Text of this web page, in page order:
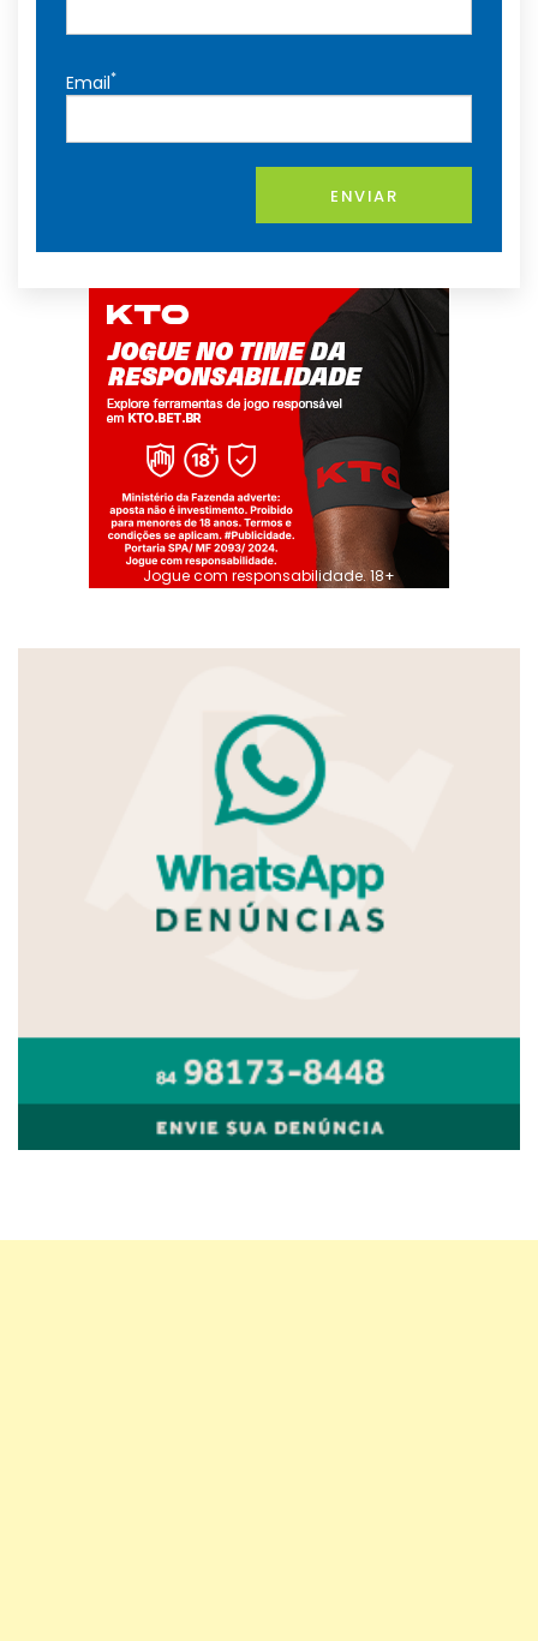
Email*
ENVIAR
Jogue com responsabilidade. 18+